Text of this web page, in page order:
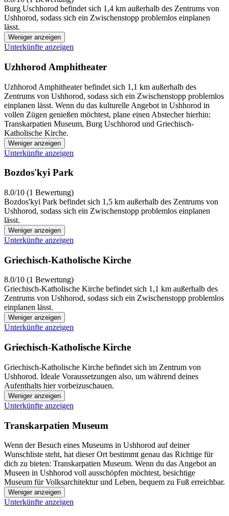
Burg Uschhorod befindet sich 1,4 km außerhalb des Zentrums von
Ushhorod, sodass sich ein Zwischenstopp problemlos einplanen
lässt.
Weniger anzeigen
Unterkünfte anzeigen
Uzhhorod Amphitheater
Uzhhorod Amphitheater befindet sich 1,1 km außerhalb des
Zentrums von Ushhorod, sodass sich ein Zwischenstopp problemlos
einplanen lässt. Wenn du das kulturelle Angebot in Ushhorod in
vollen Zügen genießen möchtest, plane einen Abstecher hierhin:
Transkarpatien Museum, Burg Uschhorod und Griechisch-
Katholische Kirche.
Weniger anzeigen
Unterkünfte anzeigen
Bozdos'kyi Park
8.0/10 (1 Bewertung)
Bozdos'kyi Park befindet sich 1,5 km außerhalb des Zentrums von
Ushhorod, sodass sich ein Zwischenstopp problemlos einplanen
lässt.
Weniger anzeigen
Unterkünfte anzeigen
Griechisch-Katholische Kirche
8.0/10 (1 Bewertung)
Griechisch-Katholische Kirche befindet sich 1,1 km außerhalb des
Zentrums von Ushhorod, sodass sich ein Zwischenstopp problemlos
einplanen lässt.
Weniger anzeigen
Unterkünfte anzeigen
Griechisch-Katholische Kirche
Griechisch-Katholische Kirche befindet sich im Zentrum von
Ushhorod. Ideale Voraussetzungen also, um während deines
Aufenthalts hier vorbeizuschauen.
Weniger anzeigen
Unterkünfte anzeigen
Transkarpatien Museum
Wenn der Besuch eines Museums in Ushhorod auf deiner
Wunschliste steht, hat dieser Ort bestimmt genau das Richtige für
dich zu bieten: Transkarpatien Museum. Wenn du das Angebot an
Museen in Ushhorod voll ausschöpfen möchtest, besichtige
Museum für Volksarchitektur und Leben, bequem zu Fuß erreichbar.
Weniger anzeigen
Unterkünfte anzeigen